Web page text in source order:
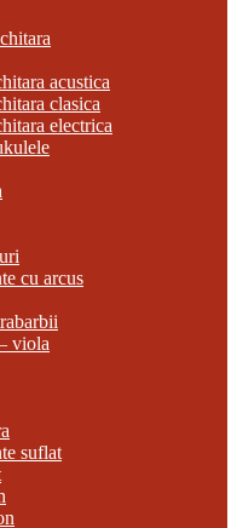
acustica
clasica
electrica
cu arcus
viola
suflat